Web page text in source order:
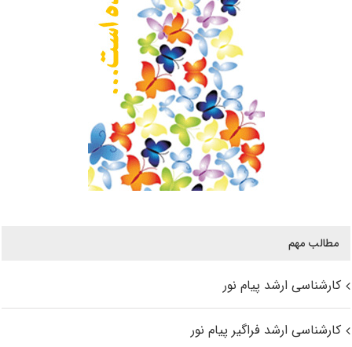
مطالب مهم
کارشناسی ارشد پیام نور
کارشناسی ارشد فراگیر پیام نور